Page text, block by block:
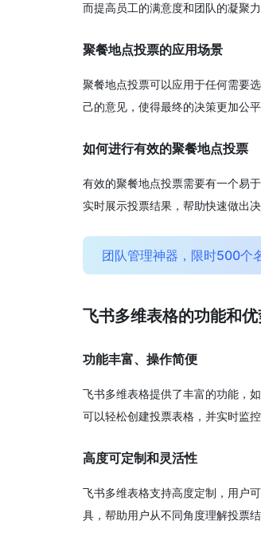
而提高员工的满意度和团队的凝聚
聚餐地点投票的应用场景
聚餐地点投票可以应用于任何需要
己的意见，使得最终的决策更加公
如何进行有效的聚餐地点投票
有效的聚餐地点投票需要有一个易
实时展示投票结果，帮助快速做出
团队管理神器，限时500个
飞书多维表格的功能和
功能丰富、操作简便
飞书多维表格提供了丰富的功能，
可以轻松创建投票表格，并实时监
高度可定制和灵活性
飞书多维表格支持高度定制，用户
具，帮助用户从不同角度理解投票